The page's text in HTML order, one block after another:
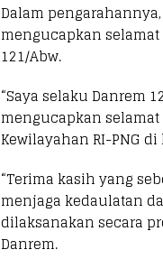
Dalam pengarahannya,
mengucapkan
121/Abw.
“Saya selaku Danrem
mengucapkan selamat
Kewilayahan RI-PNG
“Terima kasih yang
menjaga kedaulatan
dilaksanakan secara
Danrem.